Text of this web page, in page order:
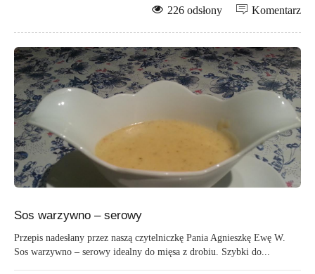
Komentarz
226 odsłony
Sos warzywno – serowy
Przepis nadesłany przez naszą czytelniczkę Pania Agnieszkę Ewę W.
Sos warzywno – serowy idealny do mięsa z drobiu. Szybki do...